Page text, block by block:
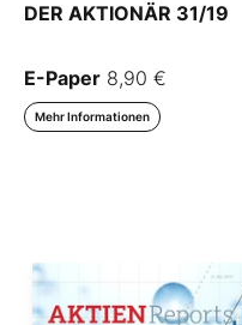
DER AKTIONÄR 31/19
E-Paper 8,90 €
Mehr Informationen